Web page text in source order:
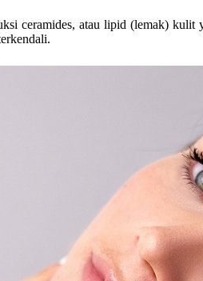
ceramides, atau lipid (lemak) kulit